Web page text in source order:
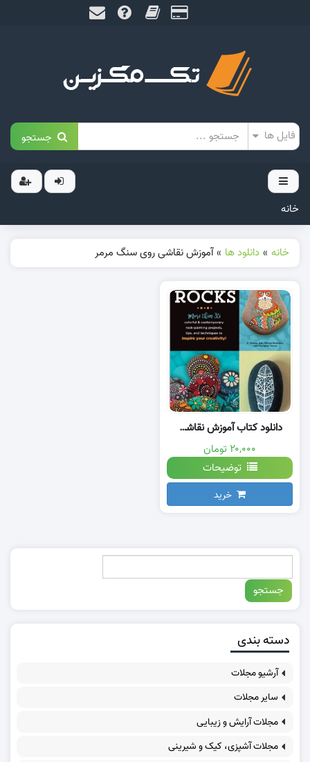
جستجو
خانه
خانه » دانلود ها » آموزش نقاشی روی سنگ مرمر
دانلود کتاب آموزش نقاشی روی سنگ
۲۰,۰۰۰ تومان
توضیحات
خرید
دسته بندی
آرشیو مجلات
سایر مجلات
مجلات آرایش و زیبایی
مجلات آشپزی، کیک و شیرینی